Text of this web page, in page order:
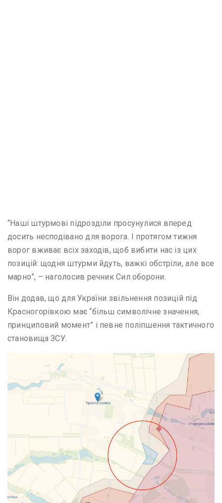
“Наші штурмові підрозділи просунулися вперед
досить несподівано для ворога. І протягом тижня
ворог вживає всіх заходів, щоб вибити нас із цих
позицій: щодня штурми йдуть, важкі обстріли, але все
марно”, – наголосив речник Сил оборони.
Він додав, що для України звільнення позицій під
Красногорівкою має “більш символічне значення,
принциповий момент” і певне поліпшення тактичного
становища ЗСУ.